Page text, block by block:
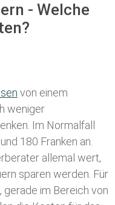
- Welche
von einem
weniger
Im Normalfall
180 Franken an.
allemal wert,
sparen werden. Für
im Bereich von